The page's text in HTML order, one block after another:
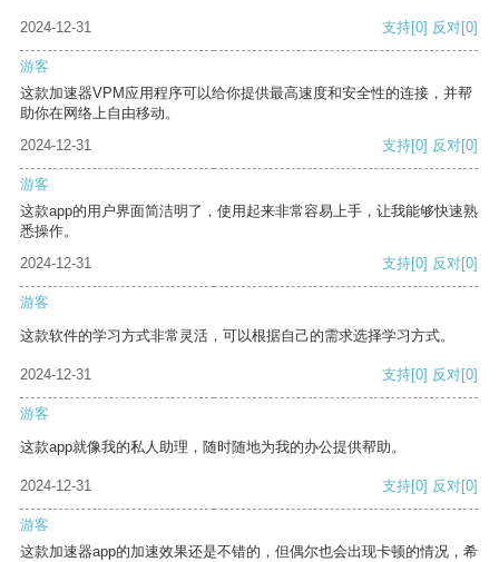
2024-12-31 支持[0] 反对[0]
游客
这款加速器VPM应用程序可以给你提供最高速度和安全性的连接，并帮
助你在网络上自由移动。
2024-12-31
支持[0] 反对[0]
游客
这款app的用户界面简洁明了，使用起来非常容易上手，让我能够快速熟
悉操作。
2024-12-31
支持[0] 反对[0]
游客
这款软件的学习方式非常灵活，可以根据自己的需求选择学习方式。
2024-12-31 支持[0] 反对[0]
游客
这款app就像我的私人助理，随时随地为我的办公提供帮助。
2024-12-31 支持[0] 反对[0]
游客
这款加速器app的加速效果还是不错的，但偶尔也会出现卡顿的情况，希